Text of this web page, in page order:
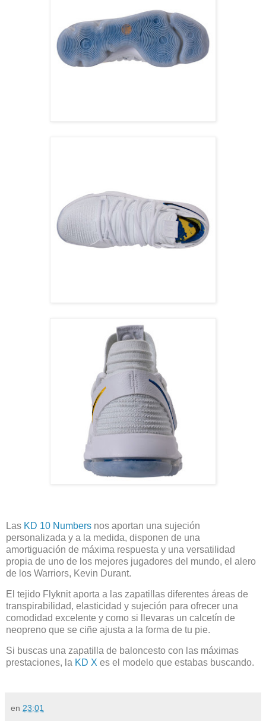
Las KD 10 Numbers nos aportan una sujeción
personalizada y a la medida, disponen de una
amortiguación de máxima respuesta y una versatilidad
propia de uno de los mejores jugadores del mundo, el alero
de los Warriors, Kevin Durant.
El tejido Flyknit aporta a las zapatillas diferentes áreas de
transpirabilidad, elasticidad y sujeción para ofrecer una
comodidad excelente y como si llevaras un calcetín de
neopreno que se ciñe ajusta a la forma de tu pie.
Si buscas una zapatilla de baloncesto con las máximas
prestaciones, la KD X es el modelo que estabas buscando.
en 23:01